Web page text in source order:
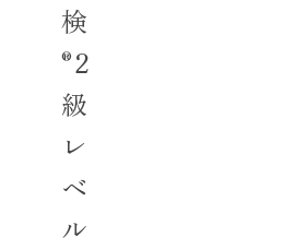
検
® 2
級
レ
ベ
ル